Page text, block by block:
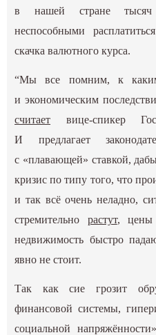
в нашей стране тысяч
неспособными
скачка валютного курса.
“Мы все помним, к
и экономическим
считает вице-спикер
И предлагает
с «плавающей» ставкой,
кризис по типу того, что
и так всё очень неладно,
стремительно растут, цены
недвижимость быстро
явно не стоит.
Так как сие грозит
финансовой системы,
социальной